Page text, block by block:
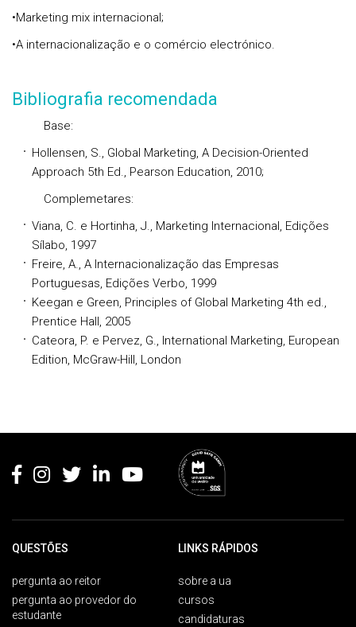
•Marketing mix internacional;
•A internacionalização e o comércio electrónico.
Bibliografia recomendada
Base:
Hollensen, S., Global Marketing, A Decision-Oriented
Approach 5th Ed., Pearson Education, 2010;
Complemetares:
Viana, C. e Hortinha, J., Marketing Internacional, Edições
Sílabo, 1997
Freire, A., A Internacionalização das Empresas
Portuguesas, Edições Verbo, 1999
Keegan e Green, Principles of Global Marketing 4th ed.,
Prentice Hall, 2005
Cateora, P. e Pervez, G., International Marketing, European
Edition, McGraw-Hill, London
QUESTÕES
pergunta ao reitor
pergunta ao provedor do
estudante
LINKS RÁPIDOS
sobre a ua
cursos
candidaturas